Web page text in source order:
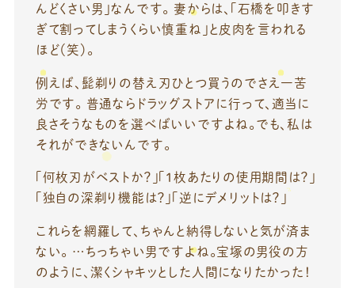
んどくさい男」なんです。 妻からは、「石橋を叩きす
ぎて割ってしまうくらい慎重ね」と皮肉を言われる
ほど（笑）。
例えば、髭剃りの替え刃ひとつ買うのでさえ一苦
労です。 普通ならドラッグストアに行って、適当に
良さそうなものを選べばいいですよね。でも、私は
それができないんです。
「何枚刃がベストか？」「1枚あたりの使用期間は？」
「独自の深剃り機能は？」「逆にデメリットは？」
これらを網羅して、ちゃんと納得しないと気が済ま
ない。 …ちっちゃい男ですよね。宝塚の男役の方
のように、潔くシャキッとした人間になりたかった！